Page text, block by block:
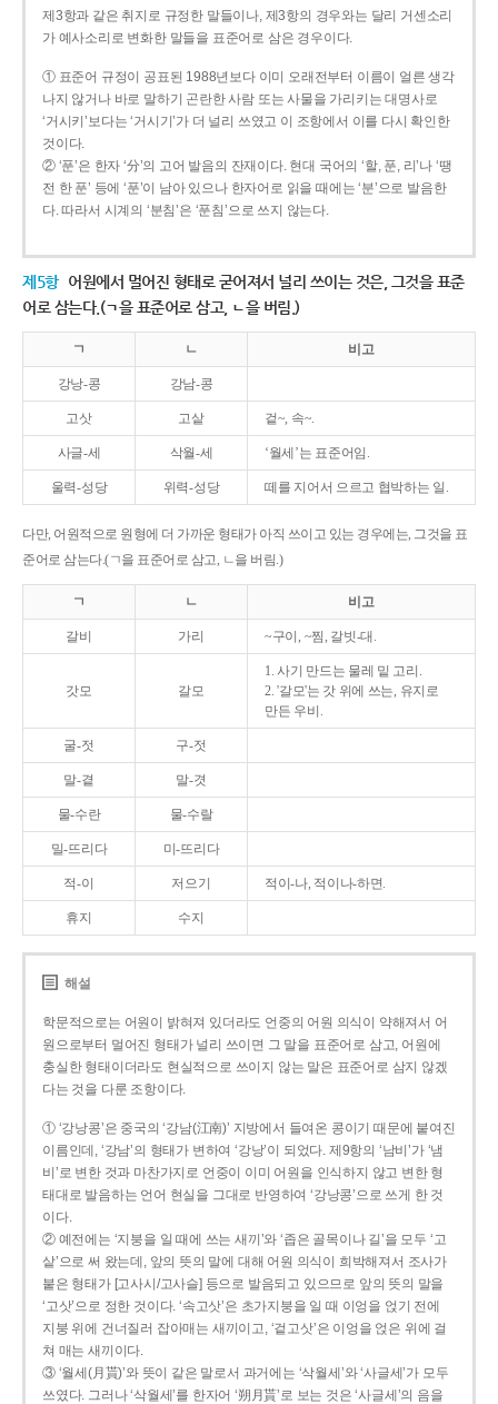
제3항과 같은 취지로 규정한 말들이나, 제3항의 경우와는 달리 거센소리
가 예사소리로 변화한 말들을 표준어로 삼은 경우이다.
① 표준어 규정이 공표된 1988년보다 이미 오래전부터 이름이 얼른 생각
나지 않거나 바로 말하기 곤란한 사람 또는 사물을 가리키는 대명사로
‘거시키’보다는 ‘거시기’가 더 널리 쓰였고 이 조항에서 이를 다시 확인한
것이다.
② ‘푼’은 한자 ‘分’의 고어 발음의 잔재이다. 현대 국어의 ‘할, 푼, 리’나 ‘땡
전 한 푼’ 등에 ‘푼’이 남아 있으나 한자어로 읽을 때에는 ‘분’으로 발음한
다. 따라서 시계의 ‘분침’은 ‘푼침’으로 쓰지 않는다.
제5항 어원에서 멀어진 형태로 굳어져서 널리 쓰이는 것은, 그것을 표준
어로 삼는다.(ㄱ을 표준어로 삼고, ㄴ을 버림.)
ㄱ ㄴ 비고
강낭-콩 강남-콩
고삿 고샅 겉~, 속~.
사글-세 삭월-세 ‘월세’는 표준어임.
울력-성당 위력-성당 떼를 지어서 으르고 협박하는 일.
다만, 어원적으로 원형에 더 가까운 형태가 아직 쓰이고 있는 경우에는, 그것을 표
준어로 삼는다.(ㄱ을 표준어로 삼고, ㄴ을 버림.)
ㄱ ㄴ 비고
갈비 가리 ~구이, ~찜, 갈빗-대.
갓모 갈모
1. 사기 만드는 물레 밑 고리.
2. '갈모'는 갓 위에 쓰는, 유지로
만든 우비.
굴-젓 구-젓
말-곁 말-겻
물-수란 물-수랄
밀-뜨리다 미-뜨리다
적-이 저으기 적이-나, 적이나-하면.
휴지 수지
해설
학문적으로는 어원이 밝혀져 있더라도 언중의 어원 의식이 약해져서 어
원으로부터 멀어진 형태가 널리 쓰이면 그 말을 표준어로 삼고, 어원에
충실한 형태이더라도 현실적으로 쓰이지 않는 말은 표준어로 삼지 않겠
다는 것을 다룬 조항이다.
① ‘강낭콩’은 중국의 ‘강남(江南)’ 지방에서 들여온 콩이기 때문에 붙여진
이름인데, ‘강남’의 형태가 변하여 ‘강낭’이 되었다. 제9항의 ‘남비’가 ‘냄
비’로 변한 것과 마찬가지로 언중이 이미 어원을 인식하지 않고 변한 형
태대로 발음하는 언어 현실을 그대로 반영하여 ‘강낭콩’으로 쓰게 한 것
이다.
② 예전에는 ‘지붕을 일 때에 쓰는 새끼’와 ‘좁은 골목이나 길’을 모두 ‘고
샅’으로 써 왔는데, 앞의 뜻의 말에 대해 어원 의식이 희박해져서 조사가
붙은 형태가 [고사시/고사슬] 등으로 발음되고 있으므로 앞의 뜻의 말을
‘고삿’으로 정한 것이다. ‘속고삿’은 초가지붕을 일 때 이엉을 얹기 전에
지붕 위에 건너질러 잡아매는 새끼이고, ‘겉고삿’은 이엉을 얹은 위에 걸
쳐 매는 새끼이다.
③ ‘월세(月貰)’와 뜻이 같은 말로서 과거에는 ‘삭월세’와 ‘사글세’가 모두
쓰였다. 그러나 ‘삭월세’를 한자어 ‘朔月貰’로 보는 것은 ‘사글세’의 음을